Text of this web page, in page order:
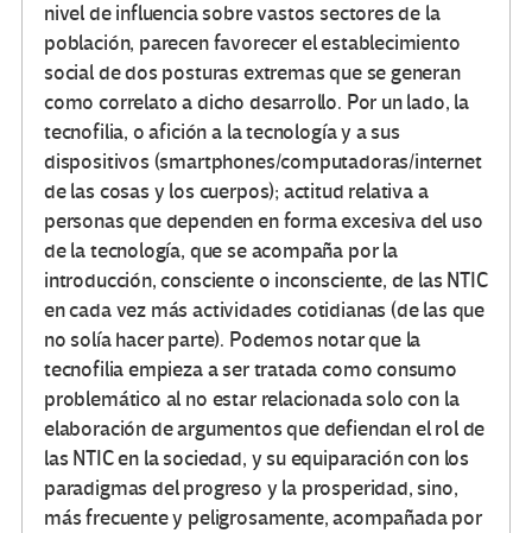
nivel de influencia sobre vastos sectores de la
población, parecen favorecer el establecimiento
social de dos posturas extremas que se generan
como correlato a dicho desarrollo. Por un lado, la
tecnofilia, o afición a la tecnología y a sus
dispositivos (smartphones/computadoras/internet
de las cosas y los cuerpos); actitud relativa a
personas que dependen en forma excesiva del uso
de la tecnología, que se acompaña por la
introducción, consciente o inconsciente, de las NTIC
en cada vez más actividades cotidianas (de las que
no solía hacer parte). Podemos notar que la
tecnofilia empieza a ser tratada como consumo
problemático al no estar relacionada solo con la
elaboración de argumentos que defiendan el rol de
las NTIC en la sociedad, y su equiparación con los
paradigmas del progreso y la prosperidad, sino,
más frecuente y peligrosamente, acompañada por